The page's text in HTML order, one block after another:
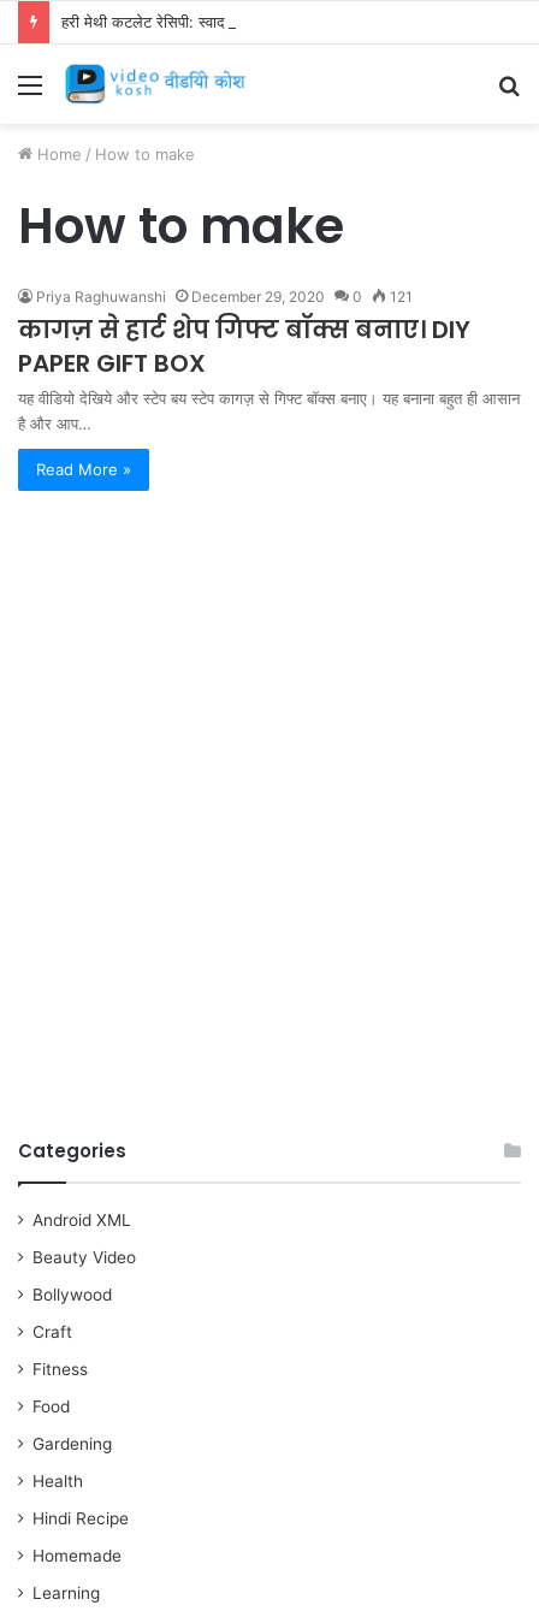
हरी मेथी कटलेट रेसिपी: स्वाद से भरपूर और स्वस्थ नाश्ता बनाएं!
Menu
Home / How to make
How to make
Priya Raghuwanshi December 29, 2020 0 121
कागज़ से हार्ट शेप गिफ्ट बॉक्स बनाए। DIY
PAPER GIFT BOX
यह वीडियो देखिये और स्टेप बय स्टेप कागज़ से गिफ्ट बॉक्स बनाए। यह बनाना बहुत ही आसान
है और आप…
Read More »
Categories
Android XML
Beauty Video
Bollywood
Craft
Fitness
Food
Gardening
Health
Hindi Recipe
Homemade
Learning